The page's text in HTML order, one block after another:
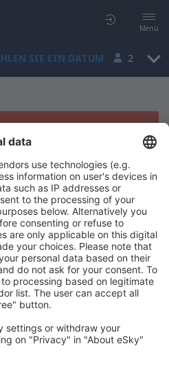
Menü
SIE EIN DATUM 2
können keine
mit anderen Suchkriterien.
vorbehalten.